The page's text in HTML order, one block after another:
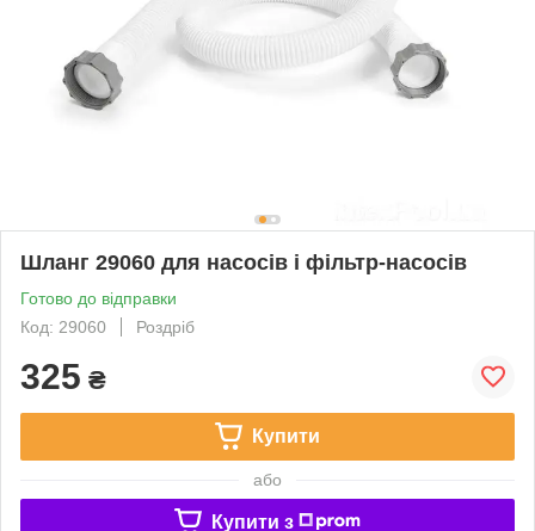
Шланг 29060 для насосів і фільтр-насосів
Готово до відправки
Код: 29060
Роздріб
325 ₴
Купити
або
Купити з